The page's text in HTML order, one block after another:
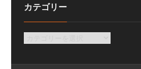
カテゴリー